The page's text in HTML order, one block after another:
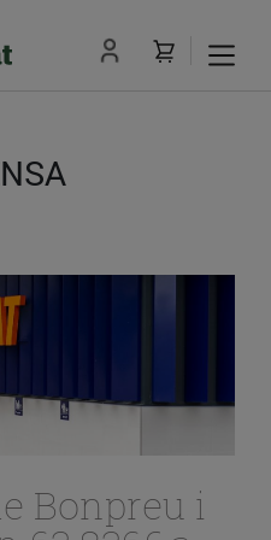
Bonpreu i